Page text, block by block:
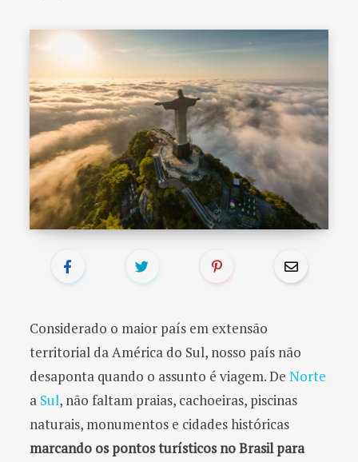
Considerado o maior país em extensão
territorial da América do Sul, nosso país não
desaponta quando o assunto é viagem. De Norte
a Sul, não faltam praias, cachoeiras, piscinas
naturais, monumentos e cidades históricas
marcando os pontos turísticos no Brasil para